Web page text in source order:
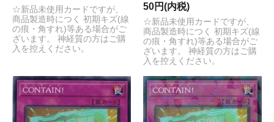
☆新品未使用カードですが、
商品製造時につく 初期キズ(線
の痕・角すれ)等ある場合がご
ざいます。 神経質の方はご購
入を控えください。
50円(内税)
☆新品未使用カードですが、
商品製造時につく 初期キズ(線
の痕・角すれ)等ある場合がご
ざいます。 神経質の方はご購
入を控えください。